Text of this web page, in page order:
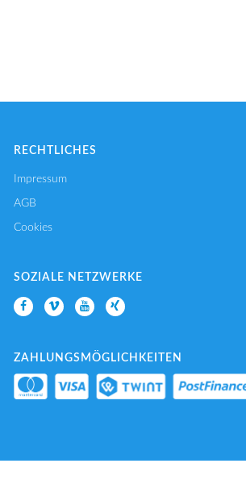
RECHTLICHES
Impressum
AGB
Cookies
SOZIALE NETZWERKE
ZAHLUNGSMÖGLICHKEITEN